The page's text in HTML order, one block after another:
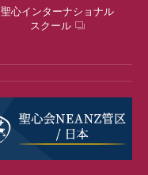
聖心インターナショナル
スクール